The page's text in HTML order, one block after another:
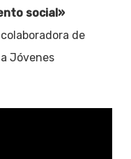
social»
de
Jóvenes